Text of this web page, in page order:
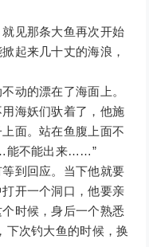
见那条大鱼再次开始
起来几十丈的海浪，
的漂在了海面上。
海妖们驮着了，他施
面。站在鱼腹上面不
能不能出来……”
到回应。当下他就要
开一个洞口，他要亲
时候，身后一个熟悉
下次钓大鱼的时候，换